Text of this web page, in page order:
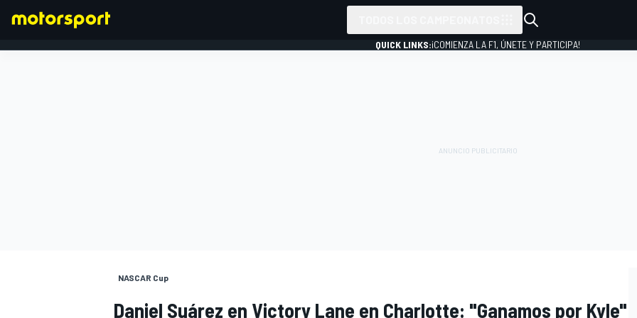
QUICK LINKS:¡COMIENZA LA F1, ÚNETE Y PARTICIPA!
NASCAR Cup
Daniel Suárez en Victory Lane en Charlotte: "Ganamos por Kyle"